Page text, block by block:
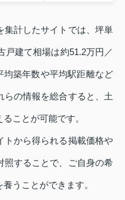
集計したサイトでは、坪単
戸建て相場は約51.2万円／
均築年数や平均駅距離など
らの情報を総合すると、土
ことが可能です。
トから得られる掲載価格や
照することで、ご自身の希
うことができます。